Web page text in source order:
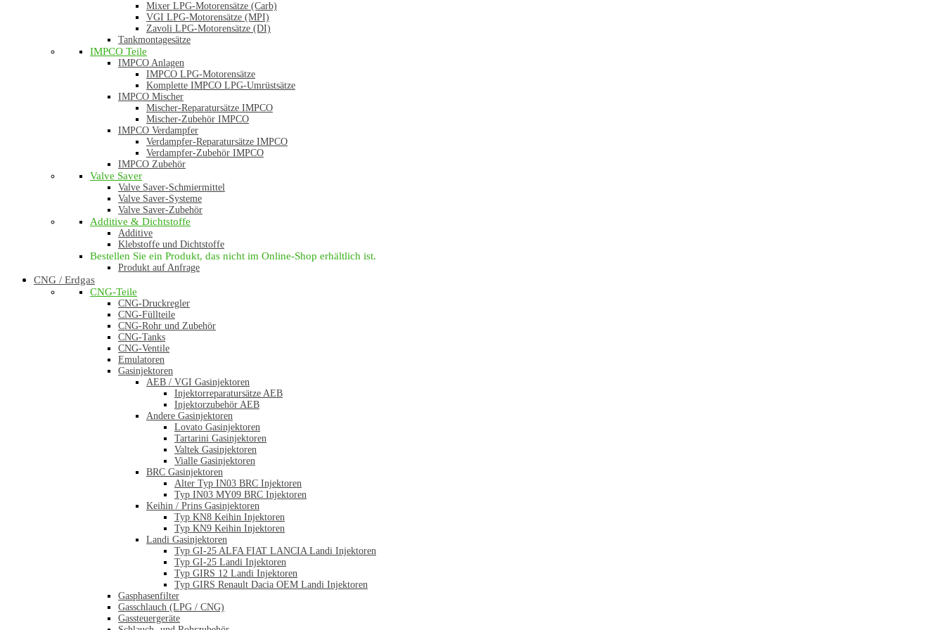
Mixer LPG-Motorensätze (Carb)
VGI LPG-Motorensätze (MPI)
Zavoli LPG-Motorensätze (DI)
Tankmontagesätze
IMPCO Teile
IMPCO Anlagen
IMPCO LPG-Motorensätze
Komplette IMPCO LPG-Umrüstsätze
IMPCO Mischer
Mischer-Reparatursätze IMPCO
Mischer-Zubehör IMPCO
IMPCO Verdampfer
Verdampfer-Reparatursätze IMPCO
Verdampfer-Zubehör IMPCO
IMPCO Zubehör
Valve Saver
Valve Saver-Schmiermittel
Valve Saver-Systeme
Valve Saver-Zubehör
Additive & Dichtstoffe
Additive
Klebstoffe und Dichtstoffe
Bestellen Sie ein Produkt, das nicht im Online-Shop erhältlich ist.
Produkt auf Anfrage
CNG / Erdgas
CNG-Teile
CNG-Druckregler
CNG-Füllteile
CNG-Rohr und Zubehör
CNG-Tanks
CNG-Ventile
Emulatoren
Gasinjektoren
AEB / VGI Gasinjektoren
Injektorreparatursätze AEB
Injektorzubehör AEB
Andere Gasinjektoren
Lovato Gasinjektoren
Tartarini Gasinjektoren
Valtek Gasinjektoren
Vialle Gasinjektoren
BRC Gasinjektoren
Alter Typ IN03 BRC Injektoren
Typ IN03 MY09 BRC Injektoren
Keihin / Prins Gasinjektoren
Typ KN8 Keihin Injektoren
Typ KN9 Keihin Injektoren
Landi Gasinjektoren
Typ GI-25 ALFA FIAT LANCIA Landi Injektoren
Typ GI-25 Landi Injektoren
Typ GIRS 12 Landi Injektoren
Typ GIRS Renault Dacia OEM Landi Injektoren
Gasphasenfilter
Gasschlauch (LPG / CNG)
Gassteuergeräte